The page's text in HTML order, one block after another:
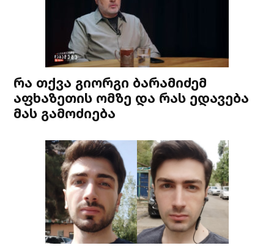
რა თქვა გიორგი ბარამიძემ
აფხაზეთის ომზე და რას ედავება
მას გამოძიება